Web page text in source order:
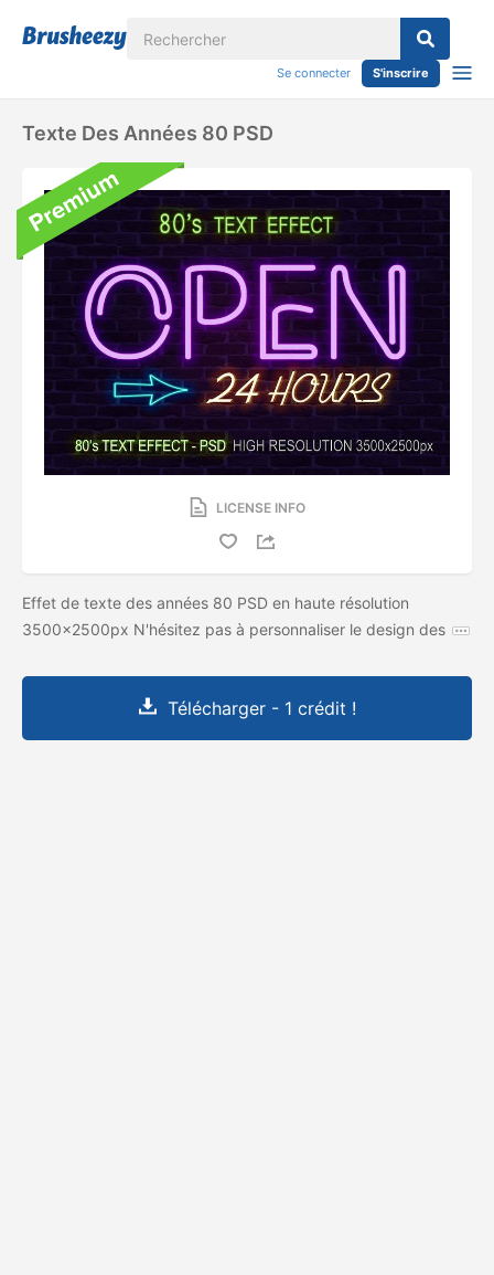
Se connecter S'inscrire
Texte Des Années 80 PSD
LICENSE INFO
Effet de texte des années 80 PSD en haute résolution
3500x2500px N'hésitez pas à personnaliser le design des
Télécharger - 1 crédit !